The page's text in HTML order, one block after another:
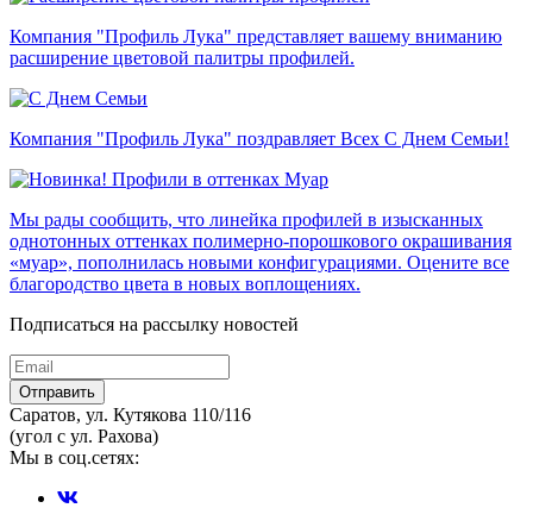
Компания "Профиль Лука" представляет вашему вниманию
расширение цветовой палитры профилей.
Компания "Профиль Лука" поздравляет Всех С Днем Семьи!
Мы рады сообщить, что линейка профилей в изысканных
однотонных оттенках полимерно-порошкового окрашивания
«муар», пополнилась новыми конфигурациями. Оцените все
благородство цвета в новых воплощениях.
Подписаться на рассылку новостей
Отправить
Саратов, ул. Кутякова 110/116
(угол с ул. Рахова)
Мы в соц.сетях: